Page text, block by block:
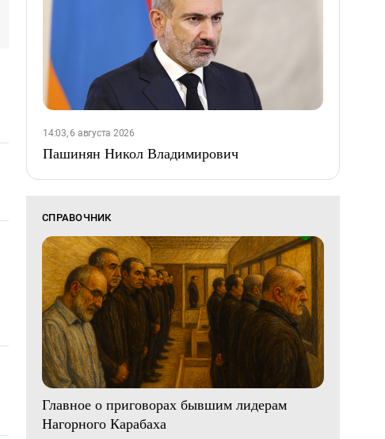
14:03, 6 августа 2026
Пашинян Никол Владимирович
СПРАВОЧНИК
Главное о приговорах бывшим лидерам
Нагорного Карабаха